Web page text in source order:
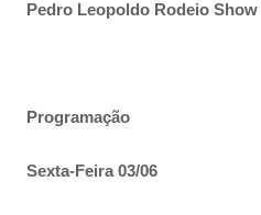
Pedro Leopoldo Rodeio Show
Programação
Sexta-Feira 03/06